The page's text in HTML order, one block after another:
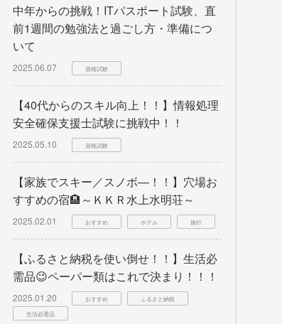
中年からの挑戦！ITパスポート試験、直
前1週間の勉強法と過ごし方・準備につ
いて
2025.06.07 資格試験
【40代からのスキル向上！！】情報処理
安全確保支援士試験に挑戦中！！
2025.05.10 資格試験
【家族でスキー／スノボ―！！】穴場お
すすめの宿🏨～ＫＫＲ水上水明荘～
2025.02.01 おすすめ ホテル 旅行
【ふるさと納税を使い倒せ！！】生活必
需品😉ペーパー類はこれで決まり！！！
2025.01.20 おすすめ
ふるさと納税
生活必需品